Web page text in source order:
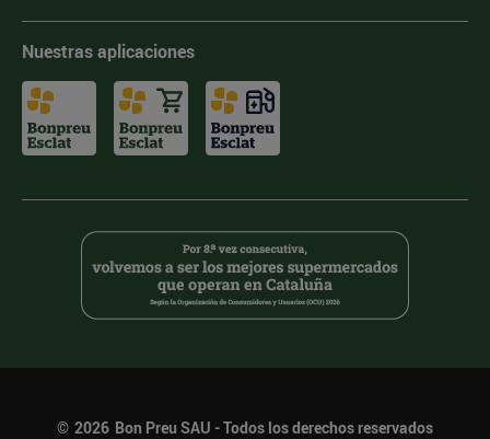
Nuestras aplicaciones
© 2026 Bon Preu SAU - Todos los derechos reservados